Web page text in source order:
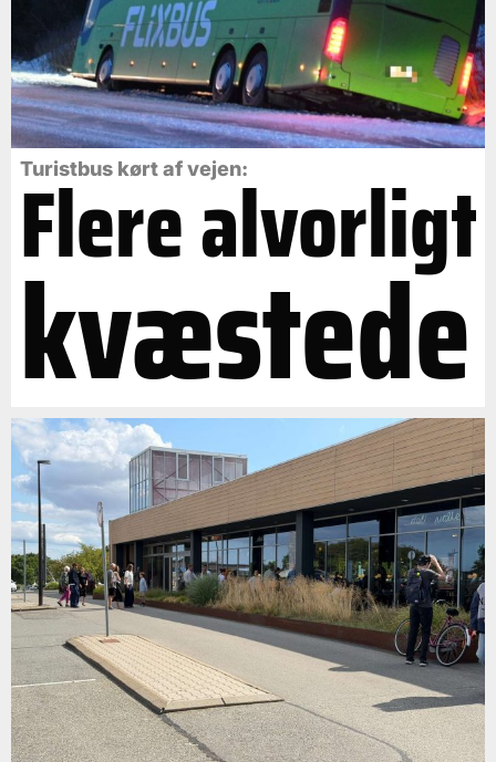
Turistbus kørt af vejen:
Flere alvorligt
kvæstede